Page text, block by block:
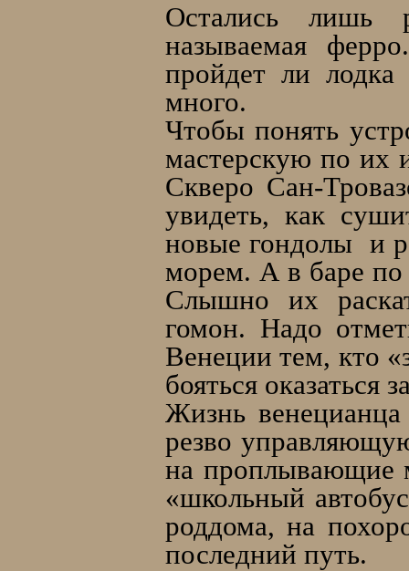
Остались лишь
называемая
пройдет ли
много.
Чтобы понять
мастерскую по их
Скверо Сан-
увидеть, как
новые гондолы и
морем. А в баре по
Слышно их
гомон. Надо
Венеции тем, кто
бояться оказаться
Жизнь
резво
на проплывающие
«школьный
роддома, на
последний путь.